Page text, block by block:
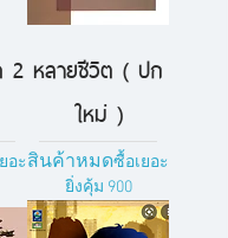
2
อะ
หลายชีวิต ( ปก
ใหม่ )
สินค้าหมดซื้อเยอะ
ยิ่งคุ้ม 900